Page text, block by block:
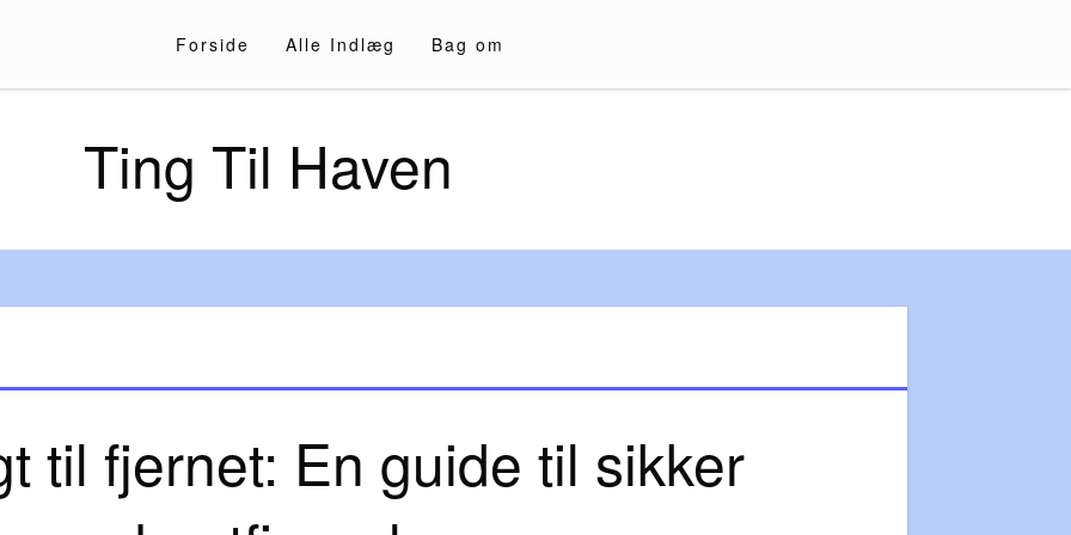
Forside Alle Indlæg Bag om
Ting Til Haven
til fjernet: En guide til sikker